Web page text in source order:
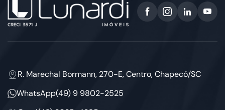
R. Marechal Bormann, 270-E, Centro, Chapecó/SC
WhatsApp(49) 9 9802-2525